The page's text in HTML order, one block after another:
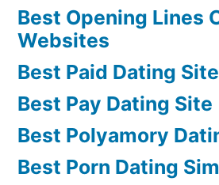
Best Opening Lines
Websites
Best Paid Dating Site
Best Pay Dating Site
Best Polyamory
Best Porn Dating